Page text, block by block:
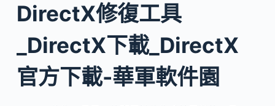
DirectX修復工具
_DirectX下載_DirectX
官方下載-華軍軟件園